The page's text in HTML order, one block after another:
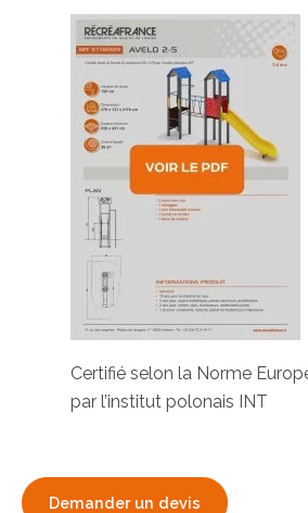
Certifié selon la Norme
par l’institut polonais INT
Demander un devis